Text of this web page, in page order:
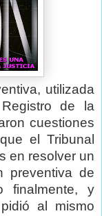
utilizada
de la
cuestiones
el Tribunal
en resolver un
preventiva de
finalmente, y
al mismo